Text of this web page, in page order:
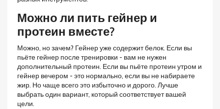
Можно ли пить гейнер и
протеин вместе?
Можно, но зачем? Гейнер уже содержит белок. Если вы
пьёте гейнер после тренировки - вам не нужен
дополнительный протеин. Если вы пьёте протеин утром и
гейнер вечером - это нормально, если вы не набираете
жир. Но чаще всего это избыточно и дорого. Лучше
выбрать один вариант, который соответствует вашей
цели.